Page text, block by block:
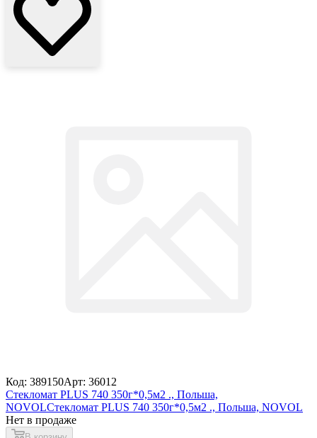
Код: 389150Арт: 36012
Стекломат PLUS 740 350г*0,5м2 ., Польша,
NOVOLСтекломат PLUS 740 350г*0,5м2 ., Польша, NOVOL
Нет в продаже